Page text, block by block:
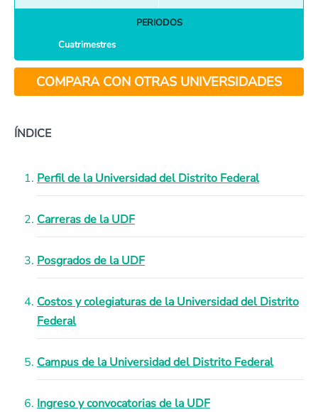
PERIODOS
Cuatrimestres
COMPARA CON OTRAS UNIVERSIDADES
ÍNDICE
Perfil de la Universidad del Distrito Federal
Carreras de la UDF
Posgrados de la UDF
Costos y colegiaturas de la Universidad del Distrito
Federal
Campus de la Universidad del Distrito Federal
Ingreso y convocatorias de la UDF